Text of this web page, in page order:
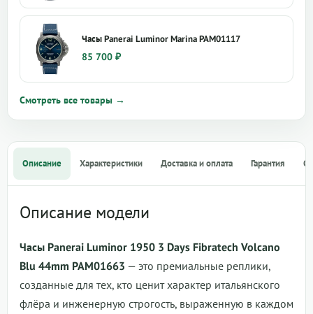
Часы Panerai Luminor Marina PAM01117
85 700 ₽
Смотреть все товары →
Описание Характеристики Доставка и оплата Гарантия
Описание модели
Часы Panerai Luminor 1950 3 Days Fibratech Volcano
Blu 44mm PAM01663 — это премиальные реплики,
созданные для тех, кто ценит характер итальянского
флёра и инженерную строгость, выраженную в каждом